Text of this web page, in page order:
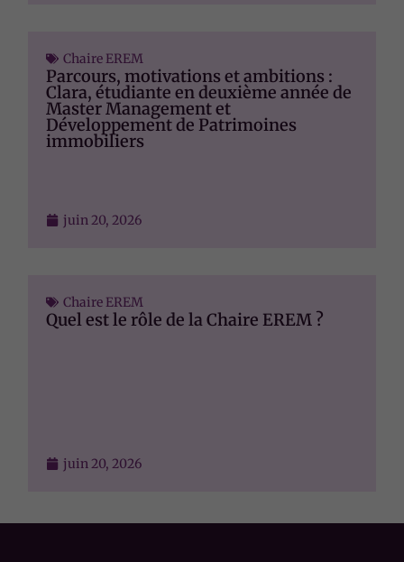
Chaire EREM
Parcours, motivations et ambitions :
Clara, étudiante en deuxième année de
Master Management et
Développement de Patrimoines
immobiliers
juin 20, 2026
Chaire EREM
Quel est le rôle de la Chaire EREM ?
juin 20, 2026